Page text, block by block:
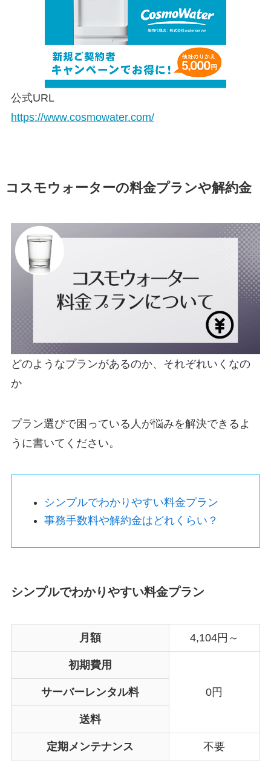
公式URL
https://www.cosmowater.com/
コスモウォーターの料金プランや解約金
どのようなプランがあるのか、それぞれいくなの
か
プラン選びで困っている人が悩みを解決できるよ
うに書いてください。
シンプルでわかりやすい料金プラン
事務手数料や解約金はどれくらい？
シンプルでわかりやすい料金プラン
月額 4,104円～
初期費用
0円
サーバーレンタル料
送料
定期メンテナンス 不要